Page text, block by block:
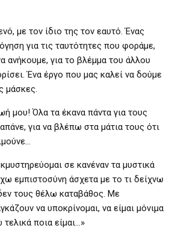
με τον ίδιο της τον εαυτό. Ένας
για τις ταυτότητες που φοράμε,
ανήκουμε, για το βλέμμα του άλλου
Ένα έργο που μας καλεί να δούμε
μάσκες.
μου! Όλα τα έκανα πάντα για τους
για να βλέπω στα μάτια τους ότι
σε κανέναν τα μυστικά
εμπιστοσύνη άσχετα με το τι δείχνω
τους θέλω καταβάθος. Με
να υποκρίνομαι, να είμαι μόνιμα
ποια είμαι…»